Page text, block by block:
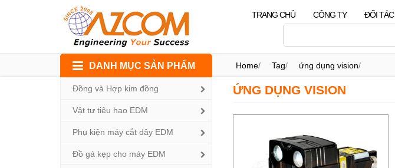
content
TRANG CHỦ CÔNG TY ĐỐI TÁC
Home/ Tag/ ứng dụng vision/
DANH MỤC SẢN PHẨM
Đồng và Hợp kim đồng
Vật tư tiêu hao EDM
Phụ kiện máy cắt dây EDM
Đồ gá kẹp cho máy EDM
ỨNG DỤNG VISION